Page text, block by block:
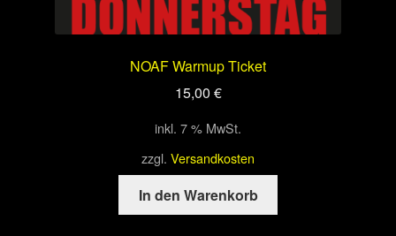
NOAF Warmup Ticket
15,00 €
inkl. 7 % MwSt.
zzgl. Versandkosten
In den Warenkorb